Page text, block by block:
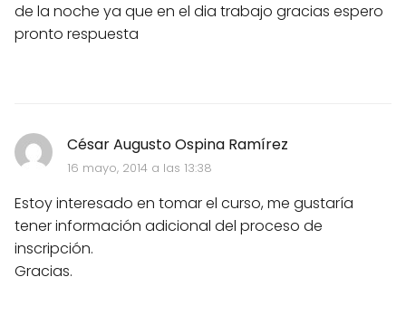
de la noche ya que en el dia trabajo gracias espero
pronto respuesta
César Augusto Ospina Ramírez
16 mayo, 2014 a las 13:38
Estoy interesado en tomar el curso, me gustaría
tener información adicional del proceso de
inscripción.
Gracias.